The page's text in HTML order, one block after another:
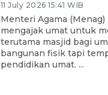
11 July 2026 15:41 WIB
Menteri Agama
mengajak umat untuk
terutama masjid bagi
bangunan fisik tapi
pendidikan umat. ...